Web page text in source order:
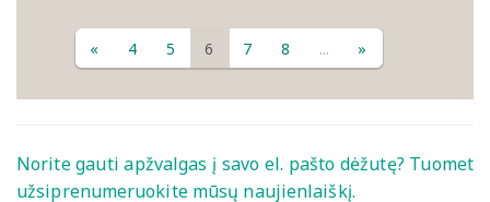
« 4 5 6 7 8 ... »
Norite gauti apžvalgas į savo el. pašto dėžutę? Tuomet
užsiprenumeruokite mūsų naujienlaiškį.